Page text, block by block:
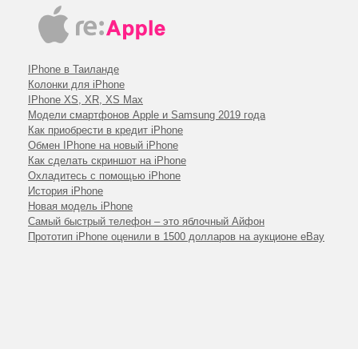
IPhone в Таиланде
Колонки для iPhone
IPhone XS, XR, XS Max
Модели смартфонов Apple и Samsung 2019 года
Как приобрести в кредит iPhone
Обмен IPhone на новый iPhone
Как сделать скриншот на iPhone
Охладитесь с помощью iPhone
История iPhone
Новая модель iPhone
Самый быстрый телефон – это яблочный Айфон
Прототип iPhone оценили в 1500 долларов на аукционе eBay